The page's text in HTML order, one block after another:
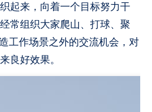
起来，向着一个目标努力干
常组织大家爬山、打球、聚
工作场景之外的交流机会，对
良好效果。